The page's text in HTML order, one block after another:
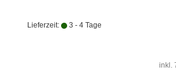
Lieferzeit: 3 - 4 Tage
inkl.